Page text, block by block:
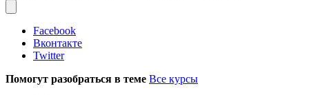
Facebook
Вконтакте
Twitter
Помогут разобраться в теме Все курсы